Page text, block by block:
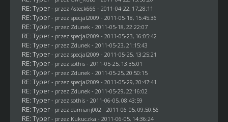
RE: Typer - przez Asteck666 - 2011-04-22, 17:28:11
RE: Typer - przez specjal2009 - 2011-05-18, 15:45:36
RE: Typer - przez Zdunek - 2011-05-18, 22:22:07
RE: Typer - przez specjal2009 - 2011-05-23, 16:05:42
RE: Typer - przez Zdunek - 2011-05-23, 21:15:43
RE: Typer - przez specjal2009 - 2011-05-25, 13:25:21
RE: Typer - przez sothis- 2011-05-25, 13:35:01
RE: Typer - przez Zdunek - 2011-05-25, 20:50:15
RE: Typer - przez specjal2009 - 2011-05-29, 20:47:41
RE: Typer - przez Zdunek - 2011-05-29, 22:16:02
RE: Typer - przez sothis- 2011-06-05, 08:43:59
RE: Typer - przez damianj002 - 2011-06-05, 09:50:56
RE: Typer - przez Kukuczka - 2011-06-05, 14:36:24